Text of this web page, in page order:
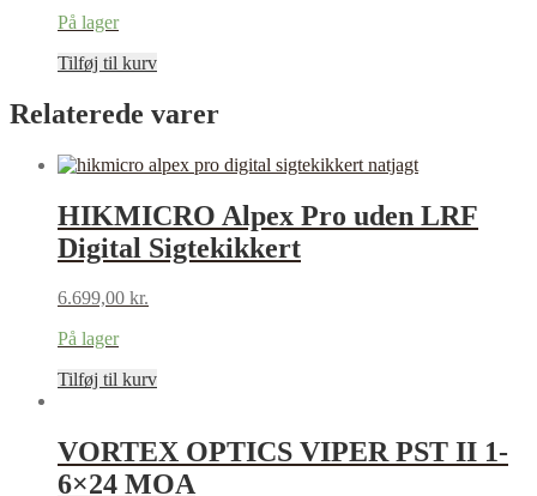
På lager
Tilføj til kurv
Relaterede varer
HIKMICRO Alpex Pro uden LRF
Digital Sigtekikkert
6.699,00 kr.
På lager
Tilføj til kurv
VORTEX OPTICS VIPER PST II 1-
6×24 MOA